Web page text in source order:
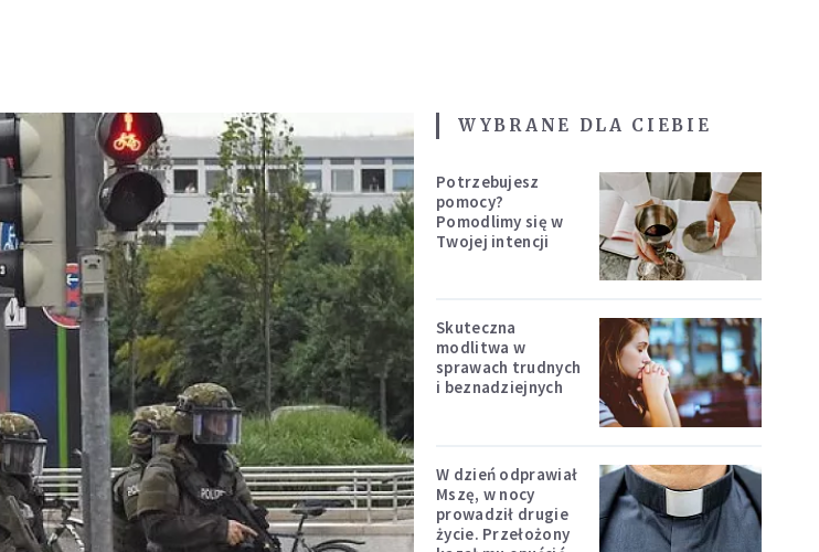
WYBRANE DLA CIEBIE
Potrzebujesz
pomocy?
Pomodlimy się w
Twojej intencji
Skuteczna
modlitwa w
sprawach trudnych
i beznadziejnych
W dzień odprawiał
Mszę, w nocy
prowadził drugie
życie. Przełożony